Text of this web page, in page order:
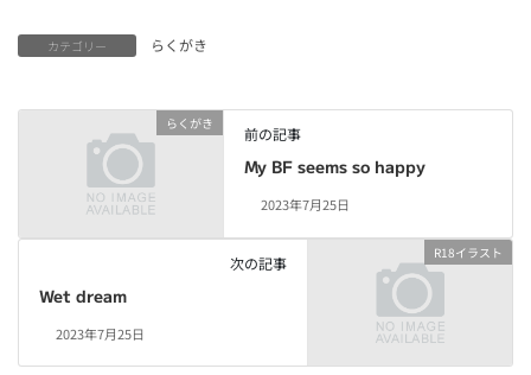
カテゴリー らくがき
らくがき
前の記事
My BF seems so happy
2023年7月25日
R18イラスト
次の記事
Wet dream
2023年7月25日